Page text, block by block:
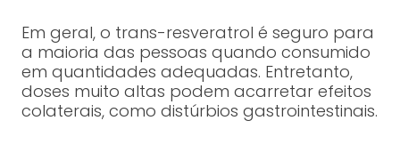
Em geral, o trans-resveratrol é seguro para
a maioria das pessoas quando consumido
em quantidades adequadas. Entretanto,
doses muito altas podem acarretar efeitos
colaterais, como distúrbios gastrointestinais.